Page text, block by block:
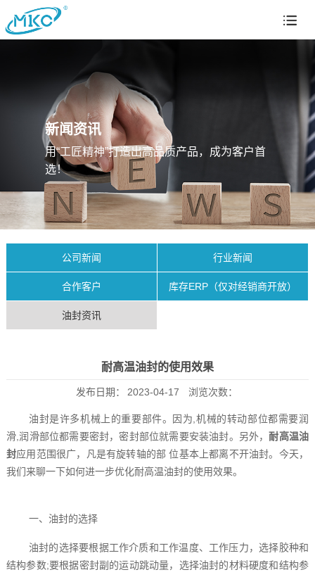
新闻资讯
用“工匠精神”打造出高品质产品，成为客户首
选！
公司新闻 行业新闻
合作客户 库存ERP（仅对经销商开放）
油封资讯
耐高温油封的使用效果
发布日期： 2023-04-17 浏览次数：
油封是许多机械上的重要部件。因为,机械的转动部位都需要润
滑,润滑部位都需要密封，密封部位就需要安装油封。另外，耐高温油
封应用范围很广，凡是有旋转轴的部 位基本上都离不开油封。今天，
我们来聊一下如何进一步优化耐高温油封的使用效果。
一、油封的选择
油封的选择要根据工作介质和工作温度、工作压力，选择胶种和
结构参数;要根据密封副的运动跳动量，选择油封的材料硬度和结构参